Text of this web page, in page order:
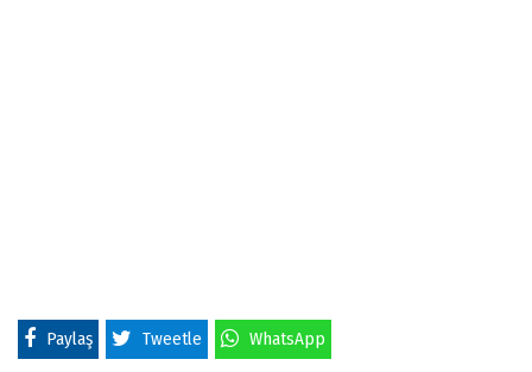
Paylaş Tweetle WhatsApp